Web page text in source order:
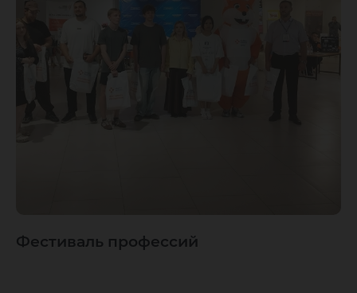
Фестиваль профессий